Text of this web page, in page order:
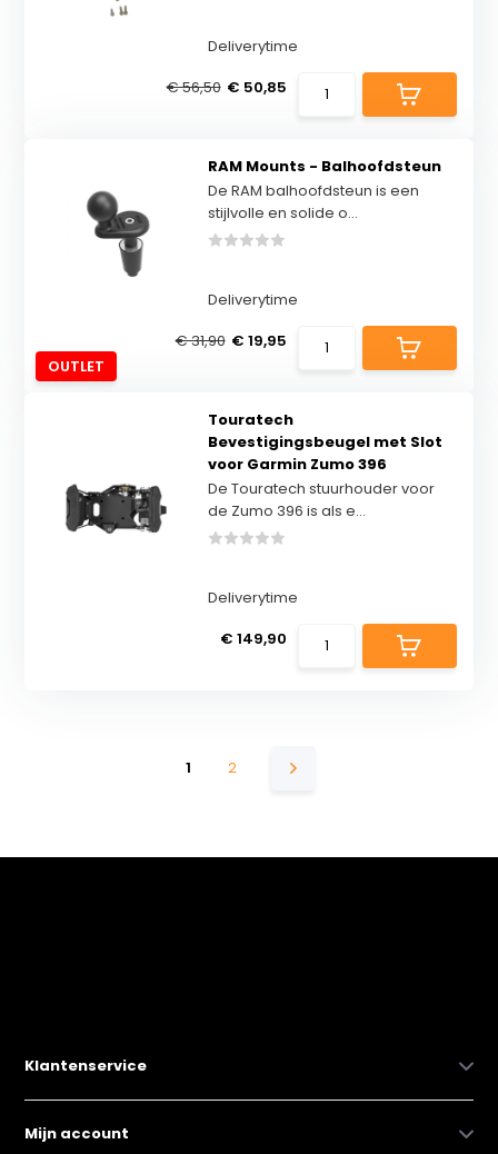
Deliverytime
€ 56,50 € 50,85
OUTLET
RAM Mounts - Balhoofdsteun
De RAM balhoofdsteun is een
stijlvolle en solide o...
Deliverytime
€ 31,90 € 19,95
Touratech
Bevestigingsbeugel met Slot
voor Garmin Zumo 396
De Touratech stuurhouder voor
de Zumo 396 is als e...
Deliverytime
€ 149,90
1 2
Klantenservice
Mijn account